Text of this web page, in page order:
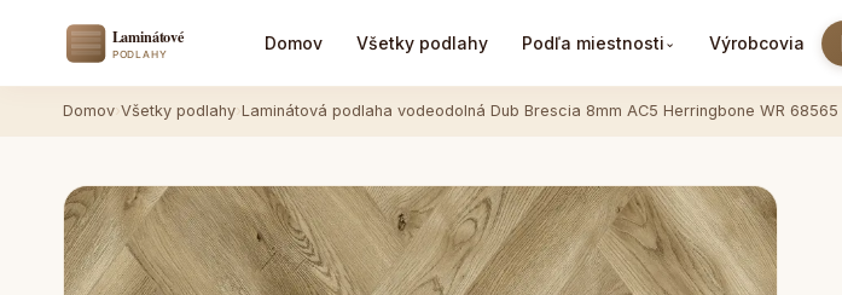
Domov Všetky podlahy Podľa miestnosti ⌄ Výrobcovia
Domov Všetky podlahy Laminátová podlaha vodeodolná Dub Brescia 8mm AC5 Herringbone WR 68565